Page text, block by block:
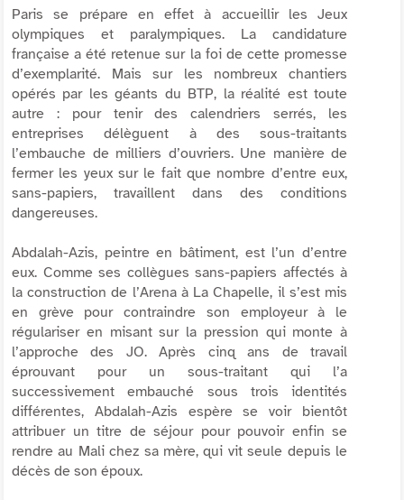
Paris se prépare en effet à accueillir les Jeux
olympiques et paralympiques. La candidature
française a été retenue sur la foi de cette promesse
d’exemplarité. Mais sur les nombreux chantiers
opérés par les géants du BTP, la réalité est toute
autre : pour tenir des calendriers serrés, les
entreprises délèguent à des sous-traitants
l’embauche de milliers d’ouvriers. Une manière de
fermer les yeux sur le fait que nombre d’entre eux,
sans-papiers, travaillent dans des conditions
dangereuses.
Abdalah-Azis, peintre en bâtiment, est l’un d’entre
eux. Comme ses collègues sans-papiers affectés à
la construction de l’Arena à La Chapelle, il s’est mis
en grève pour contraindre son employeur à le
régulariser en misant sur la pression qui monte à
l’approche des JO. Après cinq ans de travail
éprouvant pour un sous-traitant qui l’a
successivement embauché sous trois identités
différentes, Abdalah-Azis espère se voir bientôt
attribuer un titre de séjour pour pouvoir enfin se
rendre au Mali chez sa mère, qui vit seule depuis le
décès de son époux.